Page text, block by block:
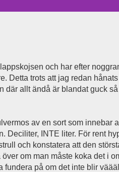
och har efter
Detta trots att jag redan
där allt ändå är blandat guck
av en sort som innebar
Deciliter, INTE liter. För rent
och konstatera att den
om man måste koka det i
fundera på om det inte blir